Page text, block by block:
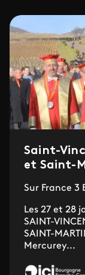
Saint-
et Saint-
Sur France 3
Les 27 et 28
SAINT-
SAINT-
Mercurey...